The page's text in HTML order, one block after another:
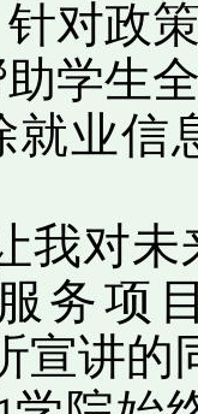
对政
学生
就业信
我对
务项
宣讲的